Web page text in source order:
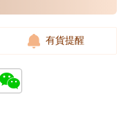
有貨提醒